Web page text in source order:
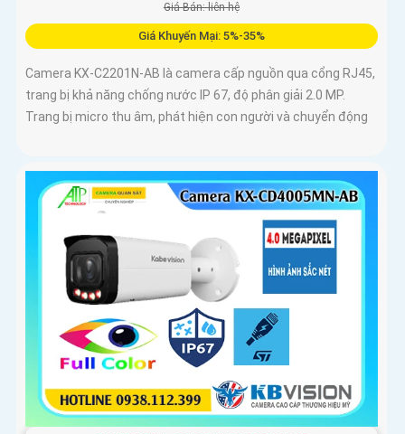
Giá Bán: liên hệ
Giá Khuyến Mại: 5%-35%
Camera KX-C2201N-AB là camera cấp nguồn qua cổng RJ45,
trang bị khả năng chống nước IP 67, độ phân giải 2.0 MP.
Trang bị micro thu âm, phát hiện con người và chuyển động